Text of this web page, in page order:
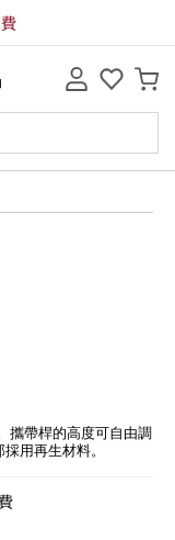
攜帶桿的高度可自由調
用再生材料。